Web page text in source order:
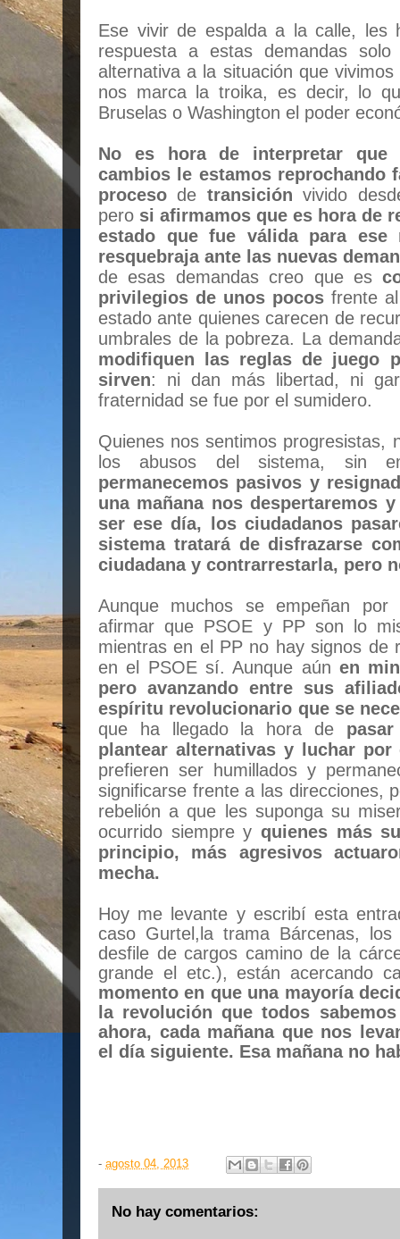
Ese vivir de espalda a la calle, les
respuesta a estas demandas
alternativa a la situación que
nos marca la troika, es decir, lo
Bruselas o Washington el poder
No es hora de interpretar que
cambios le estamos reprochando
proceso de transición vivido
pero si afirmamos que es hora de
estado que fue válida para ese
resquebraja ante las nuevas
de esas demandas creo que es
privilegios de unos pocos frente
estado ante quienes carecen de
umbrales de la pobreza. La
modifiquen las reglas de juego
sirven: ni dan más libertad, ni
fraternidad se fue por el sumidero.
Quienes nos sentimos progresistas,
los abusos del sistema, sin
permanecemos pasivos y
una mañana nos despertaremos
ser ese día, los ciudadanos
sistema tratará de disfrazarse
ciudadana y contrarrestarla, pero
Aunque muchos se empeñan por
afirmar que PSOE y PP son lo
mientras en el PP no hay signos de
en el PSOE sí. Aunque aún en
pero avanzando entre sus
espíritu revolucionario que se
que ha llegado la hora de
plantear alternativas y luchar por
prefieren ser humillados y
significarse frente a las direcciones,
rebelión a que les suponga su
ocurrido siempre y quienes más
principio, más agresivos
mecha.
Hoy me levante y escribí esta
caso Gurtel,la trama Bárcenas,
desfile de cargos camino de la
grande el etc.), están acercando
momento en que una mayoría
la revolución que todos
ahora, cada mañana que nos
el día siguiente. Esa mañana no
- agosto 04, 2013
No hay comentarios: